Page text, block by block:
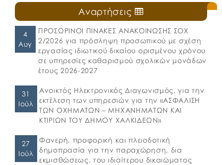
Αναρτήσεις
4
Αυγ
ΠΡΟΣΩΡΙΝΟΙ ΠΙΝΑΚΕΣ ΑΝΑΚΟΙΝΩΣΗΣ ΣΟΧ
2/2026 για πρόσληψη προσωπικού με σχέση
εργασίας ιδιωτικού δικαίου ορισμένου χρόνου
σε υπηρεσίες καθαρισμού σχολικών μονάδων
έτους 2026-2027
31
Ιούλ
Ανοικτός Ηλεκτρονικός Διαγωνισμός, για την
εκτέλεση των υπηρεσιών για την «ΑΣΦΑΛΙΣΗ
ΤΩΝ ΟΧΗΜΑΤΩΝ – ΜΗΧΑΝΗΜΑΤΩΝ ΚΑΙ
ΚΤΙΡΙΩΝ ΤΟΥ ΔΗΜΟΥ ΧΑΛΚΙΔΕΩΝ»
27
Ιούλ
Φανερή, προφορική και πλειοδοτική
δημοπρασία για την παραχώρηση, δια
εκμισθώσεως, του ιδιαίτερου δικαιώματος